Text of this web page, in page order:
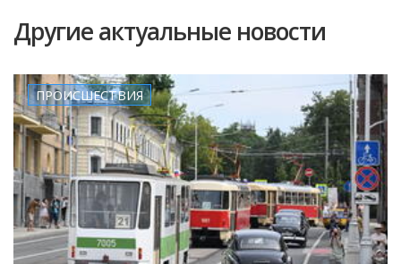
Другие актуальные новости
ПРОИСШЕСТВИЯ